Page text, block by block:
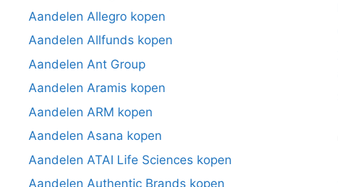
Aandelen Allegro kopen
Aandelen Allfunds kopen
Aandelen Ant Group
Aandelen Aramis kopen
Aandelen ARM kopen
Aandelen Asana kopen
Aandelen ATAI Life Sciences kopen
Aandelen Authentic Brands kopen